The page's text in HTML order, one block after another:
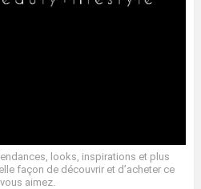
looks, inspirations et plus
façon de découvrir et d’acheter ce
aimez.